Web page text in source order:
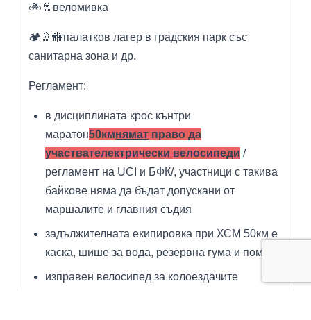
🚲🚿веломивка
🏕️🚿🚻палатков лагер в градския парк със
санитарна зона и др.
Регламент:
в дисциплината крос кънтри
маратон50кмнямат право да
участвателектрически велосипеди /
регламент на UCI и БФК/, участници с такива
байкове няма да бъдат допускани от
маршалите и главния съдия
задължителната екипировка при ХСМ 50км е
каска, шише за вода, резервна гума и помпа
изправен велосипед за колоездачите